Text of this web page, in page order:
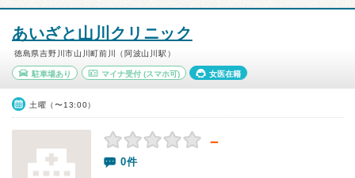
あいざと山川クリニック
徳島県吉野川市山川町前川（阿波山川駅）
駐車場あり マイナ受付(スマホ可) 女医在籍
土曜（〜13:00）
－
0件